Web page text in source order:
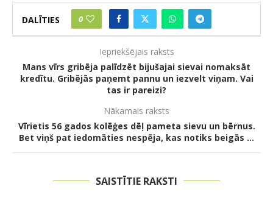
DALĪTIES 0
Iepriekšējais raksts
Mans vīrs gribēja palīdzēt bijušajai sievai nomaksāt
kredītu. Gribējās paņemt pannu un iezvelt viņam. Vai
tas ir pareizi?
Nākamais raksts
Vīrietis 56 gados kolēģes dēļ pameta sievu un bērnus.
Bet viņš pat iedomāties nespēja, kas notiks beigās …
SAISTĪTIE RAKSTI